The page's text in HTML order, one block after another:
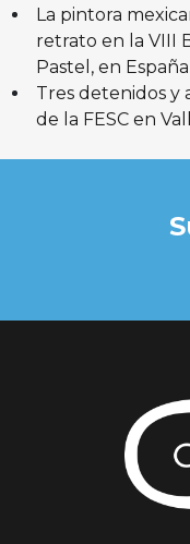
La pintora
retrato en la VIII
Pastel, en España
Tres detenidos y
de la FESC en